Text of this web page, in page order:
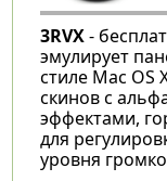
3RVX-
эмулирует
стиле Mac OS
скинов с
эффектами,
для
уровня